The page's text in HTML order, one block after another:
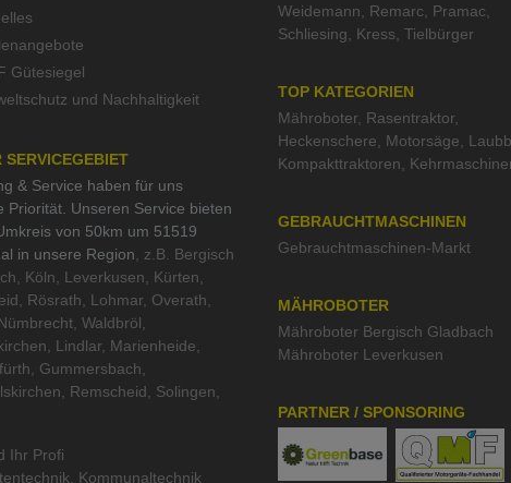
Gütesiegel
und Nachhaltigkeit
SERVICEGEBIET
& Service haben für uns
Priorität. Unseren Service bieten
von 50km um 51519
in unsere Region , z.B. Bergisch
Köln, Leverkusen, Kürten,
Rösrath, Lohmar, Overath,
Waldbröl,
Lindlar, Marienheide,
Gummersbach,
Remscheid, Solingen,
Ihr Profi
Kommunaltechnik
Weidemann
Remarc Pramac
Schliesing
Kress Tielbürger
TOP KATEGORIEN
Mähroboter Rasentraktor
Heckenschere
Motorsäge
Kompakttraktoren
GEBRAUCHTMASCHINEN
Gebrauchtmaschinen-Markt
MÄHROBOTER
Mähroboter Bergisch Gladbach
Mähroboter Leverkusen
PARTNER / SPONSORING